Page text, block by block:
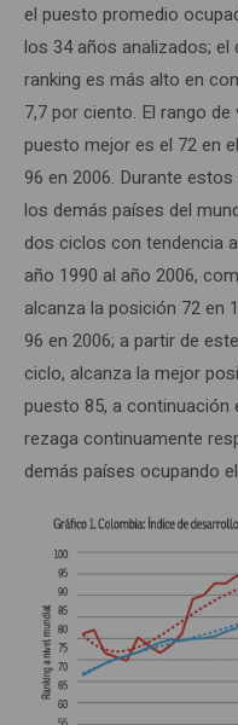
el puesto promedio
los 34 años analizados;
ranking es más alto en
7,7 por ciento. El rango
puesto mejor es el 72 en
96 en 2006. Durante
los demás países del
dos ciclos con tendencia
año 1990 al año 2006,
alcanza la posición 72 en
96 en 2006; a partir de
ciclo, alcanza la mejor
puesto 85, a
rezaga continuamente
demás países ocupando